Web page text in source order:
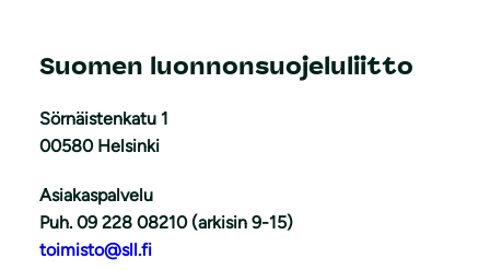
Suomen luonnonsuojeluliitto
Sörnäistenkatu 1
00580 Helsinki
Asiakaspalvelu
Puh. 09 228 08210 (arkisin 9-15)
toimisto@sll.fi